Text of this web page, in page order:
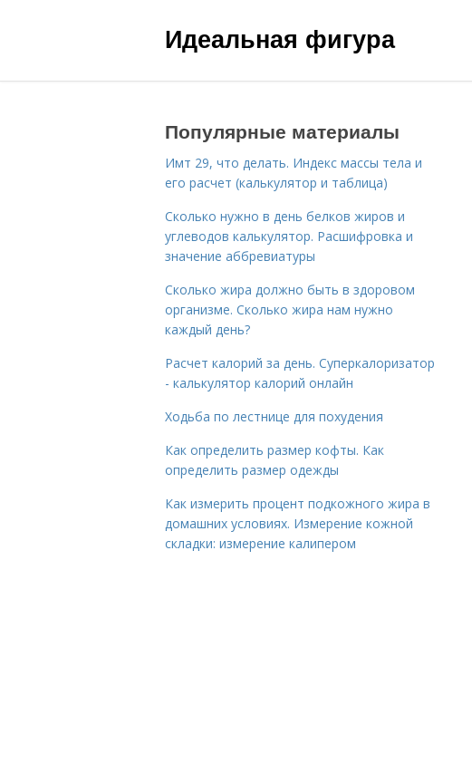
Идеальная фигура
Популярные материалы
Имт 29, что делать. Индекс массы тела и
его расчет (калькулятор и таблица)
Сколько нужно в день белков жиров и
углеводов калькулятор. Расшифровка и
значение аббревиатуры
Сколько жира должно быть в здоровом
организме. Сколько жира нам нужно
каждый день?
Расчет калорий за день. Суперкалоризатор
- калькулятор калорий онлайн
Ходьба по лестнице для похудения
Как определить размер кофты. Как
определить размер одежды
Как измерить процент подкожного жира в
домашних условиях. Измерение кожной
складки: измерение калипером